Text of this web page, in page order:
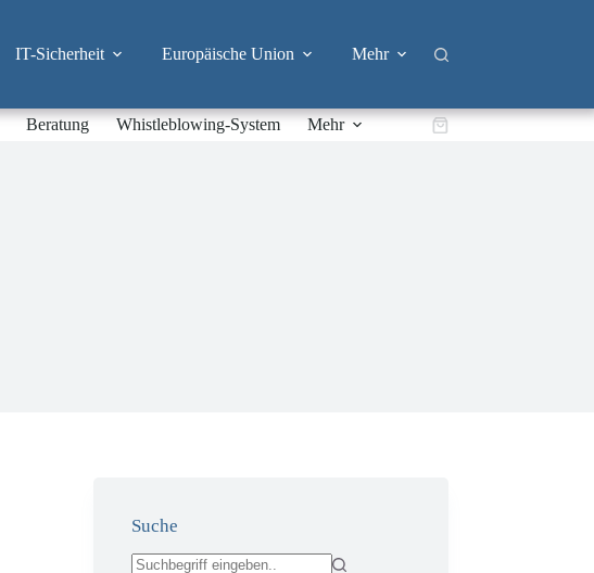
IT-Sicherheit Europäische Union Mehr
Beratung Whistleblowing-System Mehr Warenkorb
Suche